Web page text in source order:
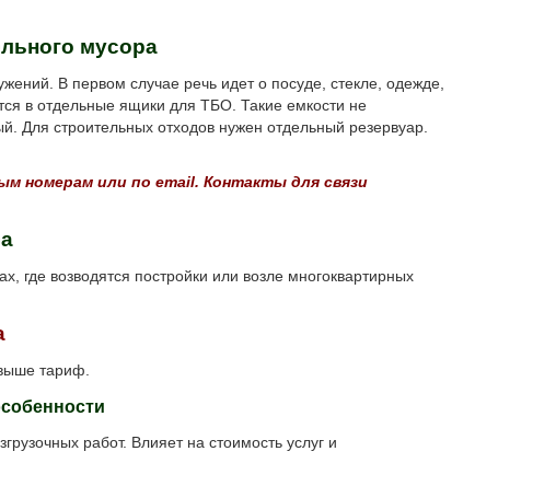
мусора
В первом случае речь идет о посуде, стекле, одежде,
в отдельные ящики для ТБО. Такие емкости не
строительных отходов нужен отдельный резервуар.
номерам или по email. Контакты для связи
возводятся постройки или возле многоквартирных
тариф.
работ. Влияет на стоимость услуг и